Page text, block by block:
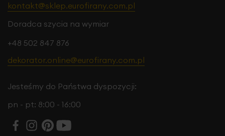
kontakt@sklep.eurofirany.com.pl
Doradca szycia na wymiar
+48 502 847 876
dekorator.online@eurofirany.com.pl
Jesteśmy do Państwa dyspozycji:
pn - pt: 8:00 - 16:00